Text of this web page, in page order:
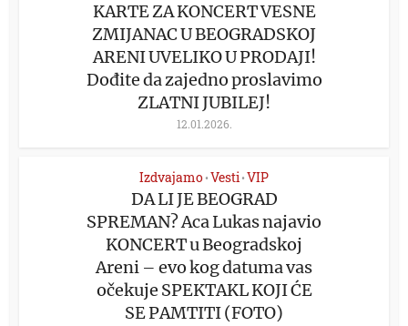
KARTE ZA KONCERT VESNE
ZMIJANAC U BEOGRADSKOJ
ARENI UVELIKO U PRODAJI!
Dođite da zajedno proslavimo
ZLATNI JUBILEJ!
12.01.2026.
Izdvajamo•Vesti•VIP
DA LI JE BEOGRAD
SPREMAN? Aca Lukas najavio
KONCERT u Beogradskoj
Areni – evo kog datuma vas
očekuje SPEKTAKL KOJI ĆE
SE PAMTITI (FOTO)